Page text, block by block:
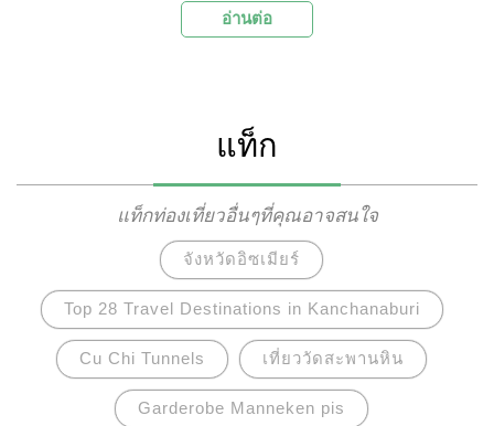
(สงครามอินโดจีน) สงครามโลกครั้งที่ 2 และ
รถไฟฟ้า และรถตู้ ผ่านตลอด 24 ชั่วโมง
อ่านต่อ
แท็ก
แท็กท่องเที่ยวอื่นๆที่คุณอาจสนใจ
จังหวัดอิซเมียร์
Top 28 Travel Destinations in Kanchanaburi
Cu Chi Tunnels เที่ยววัดสะพานหิน
Garderobe Manneken pis